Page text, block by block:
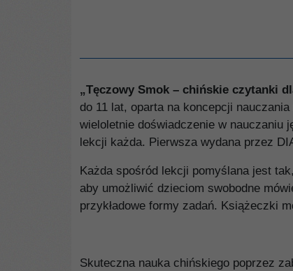
„Tęczowy Smok – chińskie czytanki
do 11 lat, oparta na koncepcji
wieloletnie doświadczenie w nauczaniu
lekcji każda. Pierwsza wydana przez
Każda spośród lekcji pomyślana jest
aby umożliwić dzieciom swobodne
przykładowe formy zadań. Książeczki
Skuteczna nauka chińskiego poprzez